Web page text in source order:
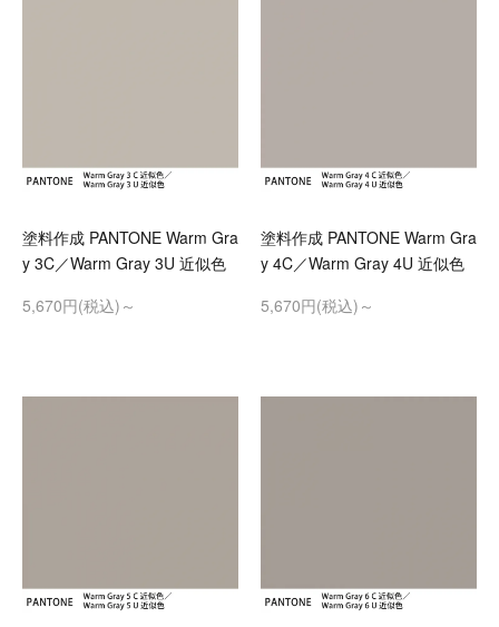
塗料作成 PANTONE Warm Gra
y 3C／Warm Gray 3U 近似色
5,670円(税込)～
塗料作成 PANTONE Warm Gra
y 4C／Warm Gray 4U 近似色
5,670円(税込)～